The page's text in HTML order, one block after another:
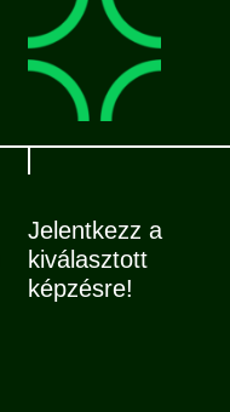
Jelentkezz a
kiválasztott
képzésre!